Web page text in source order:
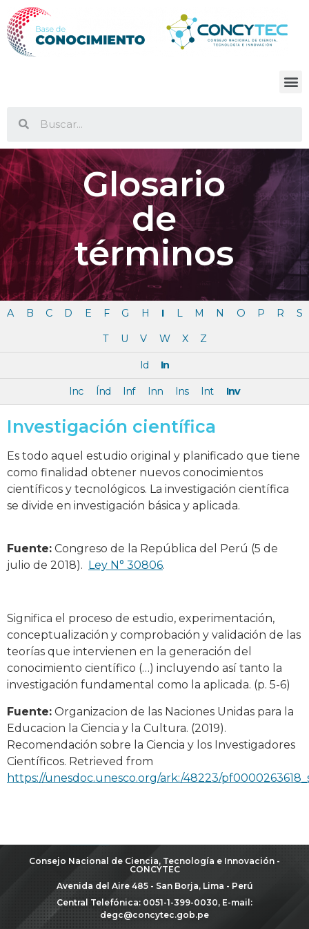
Glosario
de
términos
A B C D E F G H I L M N O P R S
T U V W X Z
Id In
Inc Índ Inf Inn Ins Int Inv
Investigación científica
Es todo aquel estudio original y planificado que tiene
como finalidad obtener nuevos conocimientos
científicos y tecnológicos. La investigación científica
se divide en investigación básica y aplicada.
Fuente: Congreso de la República del Perú (5 de
julio de 2018).
Ley N° 30806.
Significa el proceso de estudio, experimentación,
conceptualización y comprobación y validación de las
teorías que intervienen en la generación del
conocimiento científico (…) incluyendo así tanto la
investigación fundamental como la aplicada. (p. 5-6)
Fuente: Organizacion de las Naciones Unidas para la
Educacion la Ciencia y la Cultura. (2019).
Recomendación sobre la Ciencia y los Investigadores
Científicos. Retrieved from
https://unesdoc.unesco.org/ark:/48223/
Consejo Nacional de Ciencia, Tecnología e Innovación -
CONCYTEC
Avenida del Aire 485 - San Borja, Lima - Perú
Central Telefónica: 0051-1-399-0030, E-mail:
degc@concytec.gob.pe